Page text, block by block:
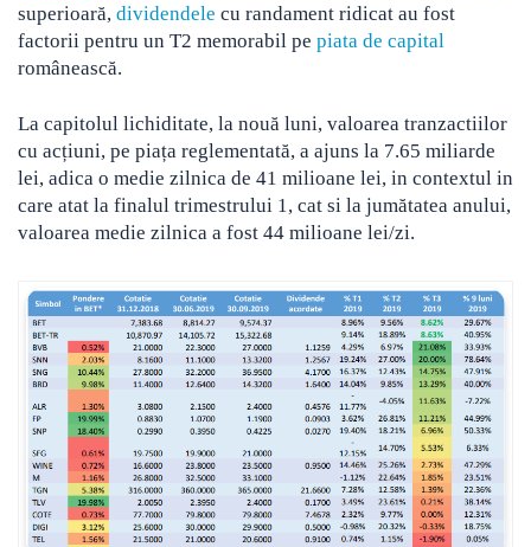
superioară, dividendele cu randament ridicat au fost
factorii pentru un T2 memorabil pe piata de capital
românească.
La capitolul lichiditate, la nouă luni, valoarea tranzactiilor
cu acțiuni, pe piața reglementată, a ajuns la 7.65 miliarde
lei, adica o medie zilnica de 41 milioane lei, in contextul in
care atat la finalul trimestrului 1, cat si la jumătatea anului,
valoarea medie zilnica a fost 44 milioane lei/zi.